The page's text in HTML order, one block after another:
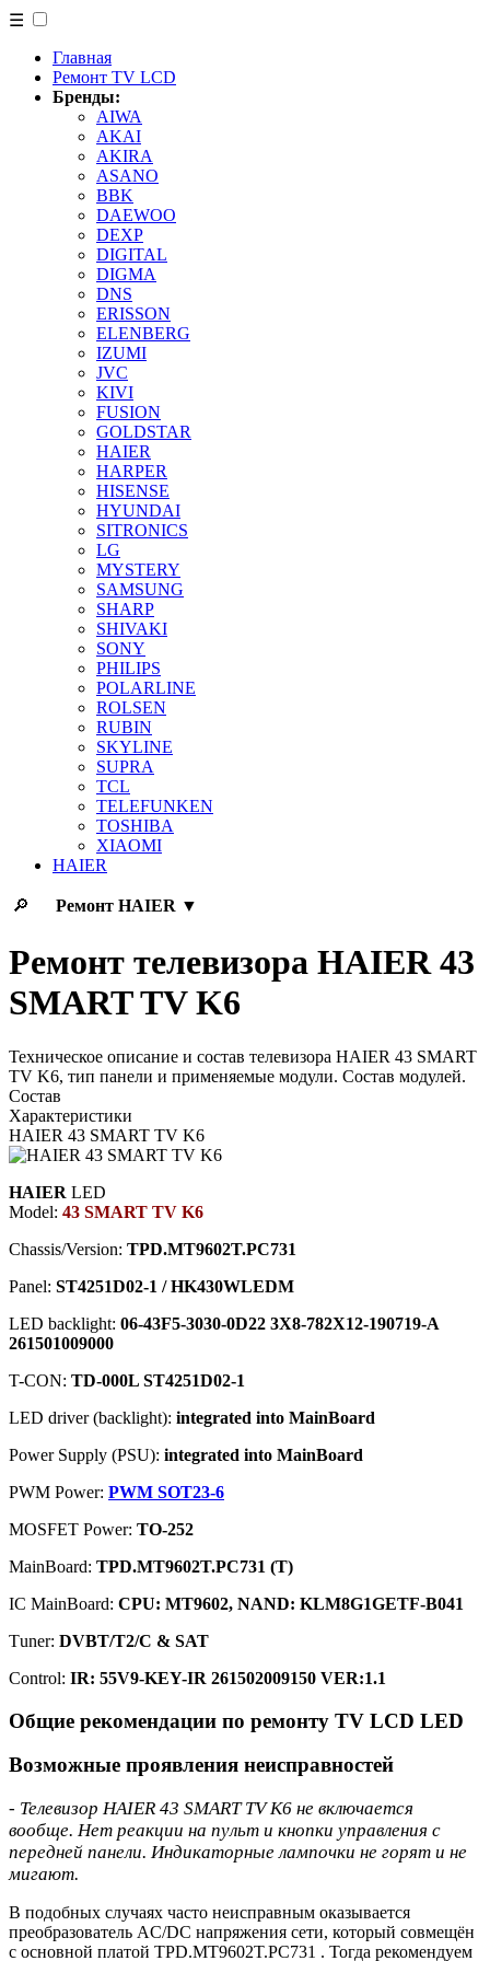
☰
Главная
Ремонт TV LCD
Бренды:
AIWA
AKAI
AKIRA
ASANO
BBK
DAEWOO
DEXP
DIGITAL
DIGMA
DNS
ERISSON
ELENBERG
IZUMI
JVC
KIVI
FUSION
GOLDSTAR
HAIER
HARPER
HISENSE
HYUNDAI
SITRONICS
LG
MYSTERY
SAMSUNG
SHARP
SHIVAKI
SONY
PHILIPS
POLARLINE
ROLSEN
RUBIN
SKYLINE
SUPRA
TCL
TELEFUNKEN
TOSHIBA
XIAOMI
HAIER
🔎 Ремонт HAIER ▼
Ремонт телевизора HAIER 43
SMART TV K6
Техническое описание и состав телевизора HAIER 43 SMART
TV K6, тип панели и применяемые модули. Состав модулей.
Состав
Характеристики
HAIER 43 SMART TV K6
HAIER LED
Model: 43 SMART TV K6
Chassis/Version: TPD.MT9602T.PC731
Panel: ST4251D02-1 / HK430WLEDM
LED backlight: 06-43F5-3030-0D22 3X8-782X12-190719-A
261501009000
T-CON: TD-000L ST4251D02-1
LED driver (backlight): integrated into MainBoard
Power Supply (PSU): integrated into MainBoard
PWM Power: PWM SOT23-6
MOSFET Power: TO-252
MainBoard: TPD.MT9602T.PC731 (T)
IC MainBoard: CPU: MT9602, NAND: KLM8G1GETF-B041
Тuner: DVBT/T2/C & SAT
Control: IR: 55V9-KEY-IR 261502009150 VER:1.1
Общие рекомендации по ремонту TV LCD LED
Возможные проявления неисправностей
- Телевизор HAIER 43 SMART TV K6 не включается
вообще. Нет реакции на пульт и кнопки управления с
передней панели. Индикаторные лампочки не горят и не
мигают.
В подобных случаях часто неисправным оказывается
преобразователь AC/DC напряжения сети, который совмещён
с основной платой TPD.MT9602T.PC731 . Тогда рекомендуем